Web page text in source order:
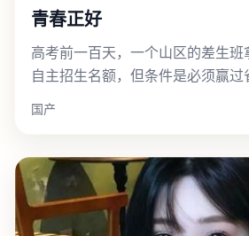
青春正好
高考前一百天，一个山区的差生班
自主招生名额，但条件是必须赢过
国产